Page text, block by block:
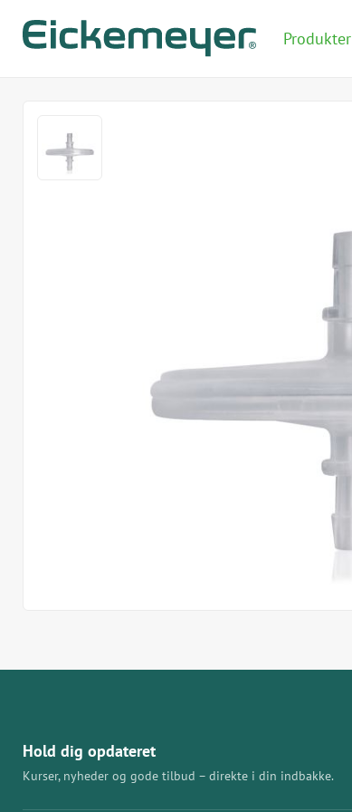
Produkter
Hold dig opdateret
Kurser, nyheder og gode tilbud – direkte i din indbakke.